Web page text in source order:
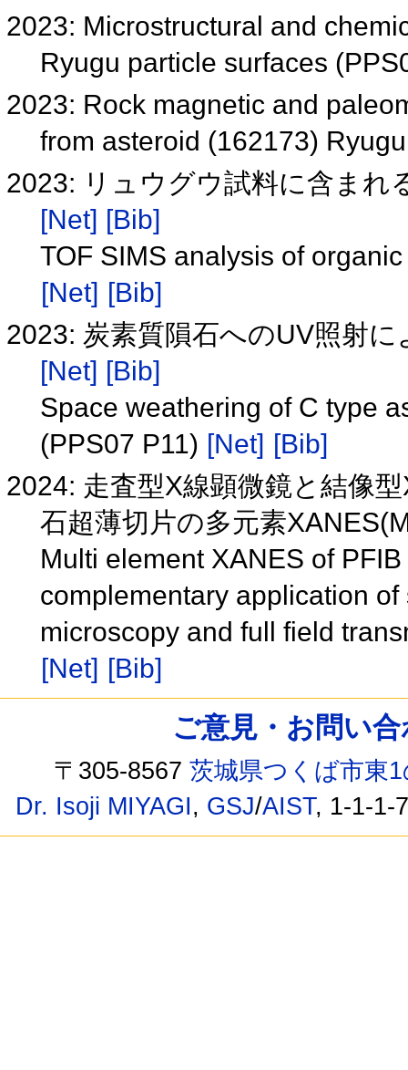
2023: Microstructural and
Ryugu particle surfaces
2023: Rock magnetic and
from asteroid (162173)
2023: リュウグウ試料に含まれ
[Net] [Bib]
TOF SIMS analysis of
[Net] [Bib]
2023: 炭素質隕石へのUV照射
[Net] [Bib]
Space weathering of C type
(PPS07 P11) [Net] [Bib]
2024: 走査型X線顕微鏡と結像
石超薄切片の多元素
Multi element XANES of
complementary application
microscopy and full field
[Net] [Bib]
ご意見・お問い
〒305-8567茨城県つくば市東
Dr. Isoji MIYAGI, GSJ/AIST, 1-1-1-